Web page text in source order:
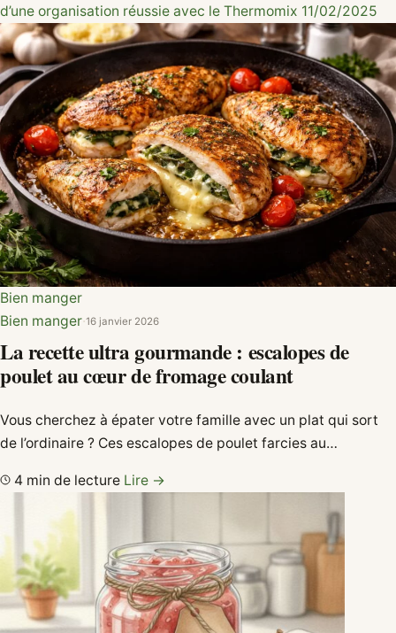
d’une organisation réussie avec le Thermomix 11/02/2025
Bien manger
Bien manger·16 janvier 2026
La recette ultra gourmande : escalopes de
poulet au cœur de fromage coulant
Vous cherchez à épater votre famille avec un plat qui sort
de l’ordinaire ? Ces escalopes de poulet farcies au…
4 min de lecture Lire →